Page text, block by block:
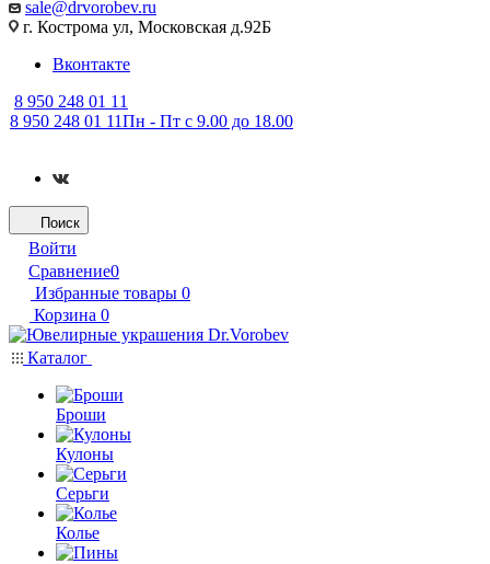
sale@drvorobev.ru
г. Кострома ул, Московская д.92Б
Вконтакте
8 950 248 01 11
8 950 248 01 11Пн - Пт с 9.00 до 18.00
Поиск
Войти
Сравнение0
Избранные товары 0
Корзина 0
Каталог
Броши
Кулоны
Серьги
Колье